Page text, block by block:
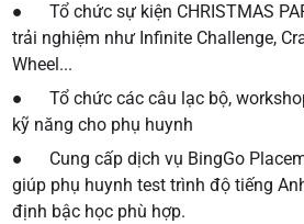
● Tổ chức sự kiện CHRISTMAS
trải nghiệm như Infinite Challenge,
Wheel...
● Tổ chức các câu lạc bộ,
kỹ năng cho phụ huynh
● Cung cấp dịch vụ BingGo
giúp phụ huynh test trình độ tiếng
định bậc học phù hợp.